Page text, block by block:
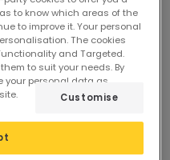
to know which areas of the
to improve it. Your personal
The cookies
and Targeted.
to suit your needs. By
your personal data as
site. Customise